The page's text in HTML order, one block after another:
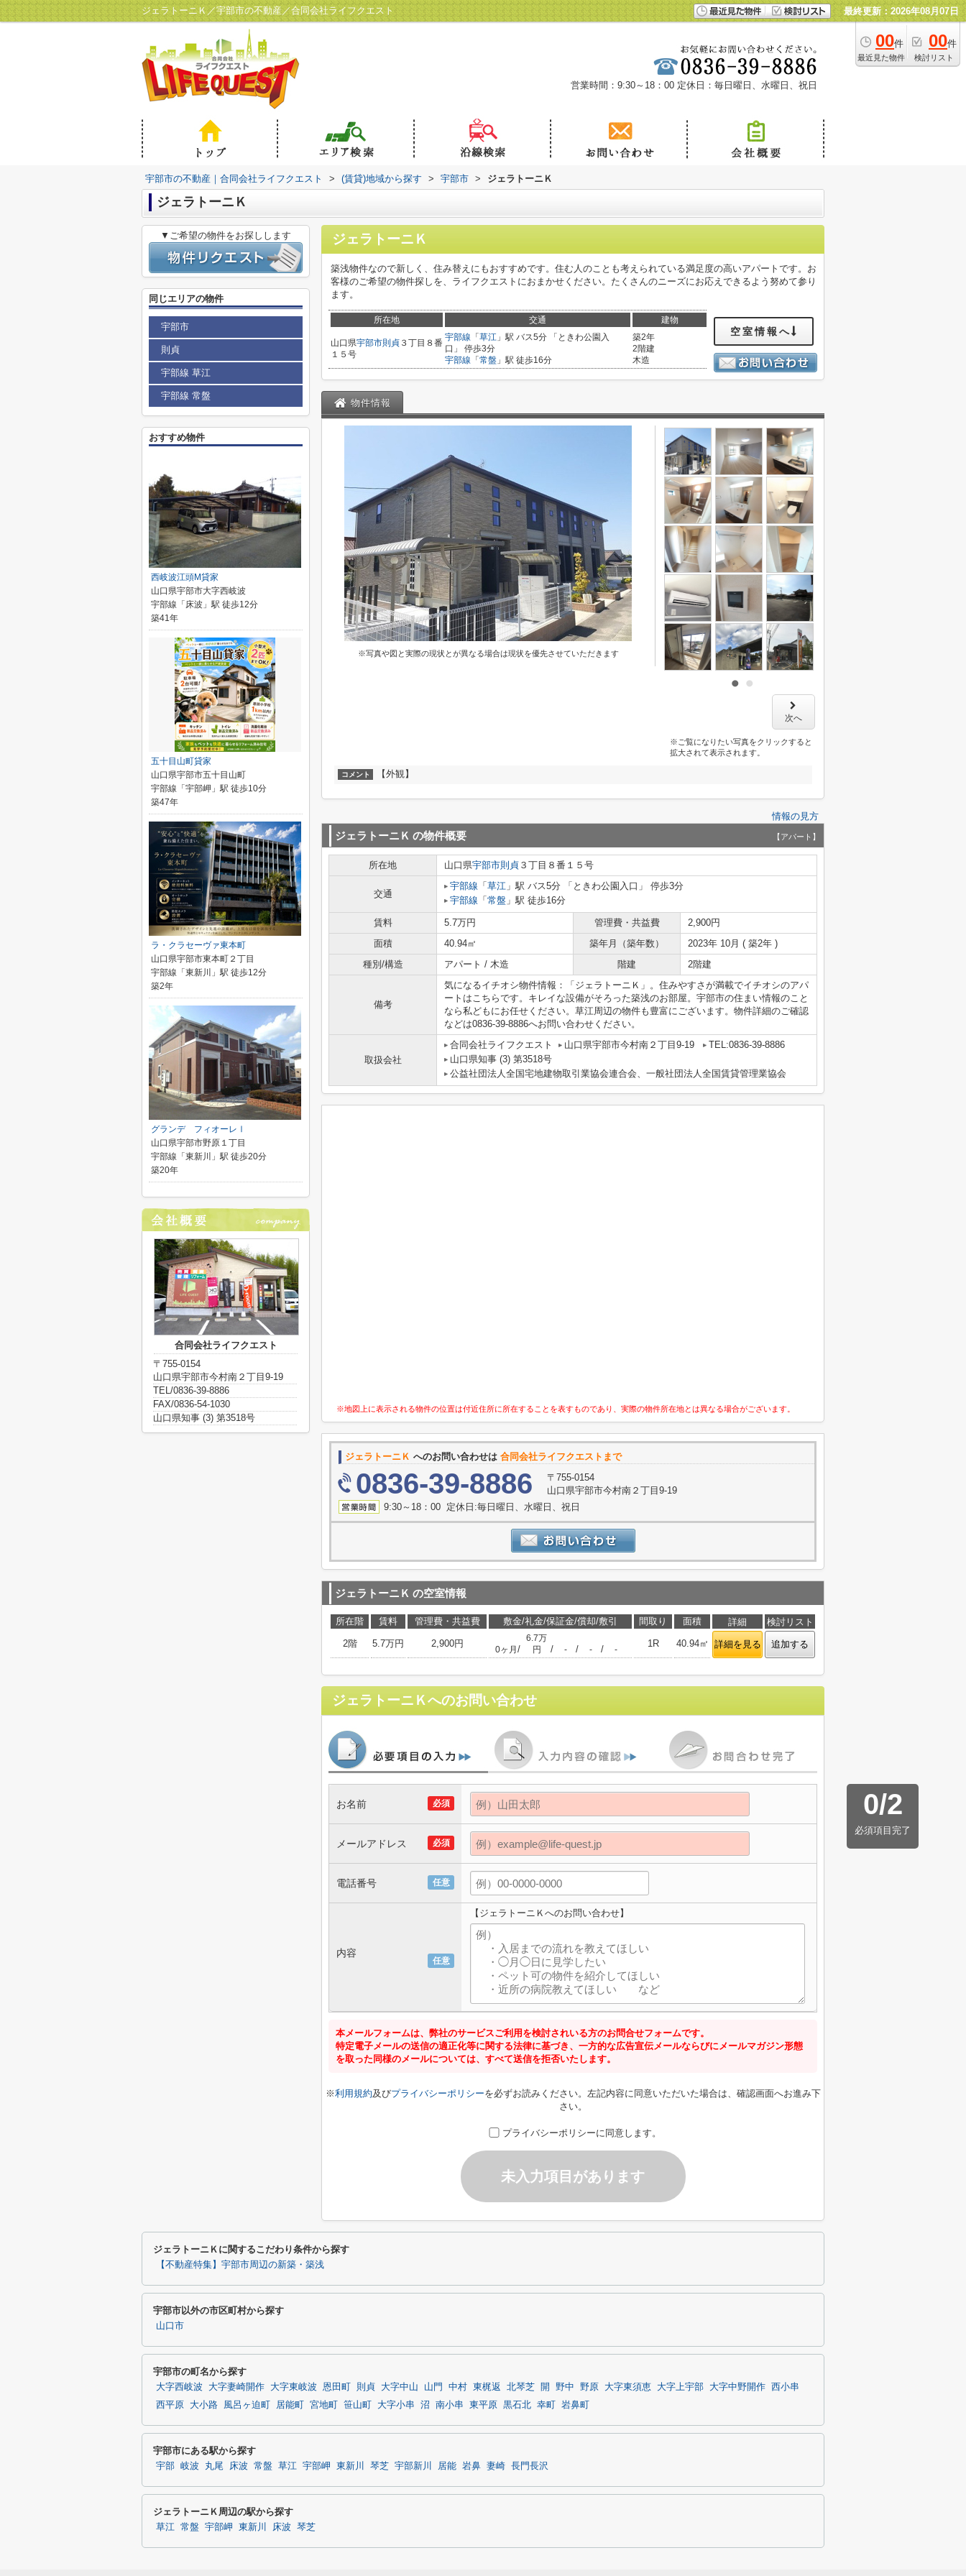
ジェラトーニＫ／宇部市の不動産／合同会社ライフクエスト 最終更新：2026年08月07日
00件
最近見た物件
00件
検討リスト
営業時間：9:30～18：00 定休日：毎日曜日、水曜日、祝日
宇部市の不動産｜合同会社ライフクエスト > (賃貸)地域から探す > 宇部市 > ジェラトーニＫ
ジェラトーニＫ
ジェラトーニＫ
築浅物件なので新しく、住み替えにもおすすめです。住む人のことも考えられている満足度の高いアパートです。お
客様のご希望の物件探しを、ライフクエストにおまかせください。たくさんのニーズにお応えできるよう努めて参り
ます。
所在地 交通 建物
山口県宇部市則貞 ３丁目８番
１５号
宇部線 「 草江 」駅 バス5分 「ときわ公園入
口」 停歩3分
宇部線 「 常盤 」駅 徒歩16分
築2年
2階建
木造
空室情報へ
物件情報
※写真や図と実際の現状とが異なる場合は現状を優先させていただきます
次へ
※ご覧になりたい写真をクリックすると
拡大されて表示されます。
コメント 【外観】
情報の見方
ジェラトーニＫ の物件概要 【アパート】
所在地 山口県宇部市則貞 ３丁目８番１５号
交通
宇部線 「 草江 」駅 バス5分 「ときわ公園入口」 停歩3分
宇部線 「 常盤 」駅 徒歩16分
賃料 5.7万円 管理費・共益費
2,900円
面積
40.94㎡ 築年月（築年数）
2023年 10月 ( 築2年 )
種別/構造
アパート / 木造 階建 2階建
備考
気になるイチオシ物件情報：「ジェラトーニＫ」。住みやすさが満載でイチオシのアパ
ートはこちらです。キレイな設備がそろった築浅のお部屋。宇部市の住まい情報のこと
なら私どもにお任せください。草江周辺の物件も豊富にございます。物件詳細のご確認
などは0836-39-8886へお問い合わせください。
取扱会社
合同会社ライフクエスト 山口県宇部市今村南２丁目9-19
TEL:0836-39-8886
山口県知事 (3) 第3518号
公益社団法人全国宅地建物取引業協会連合会、一般社団法人全国賃貸管理業協会
※地図上に表示される物件の位置は付近住所に所在することを表すものであり、実際の物件所在地とは異なる場合がございます。
ジェラトーニＫ へのお問い合わせは 合同会社ライフクエストまで
0836-39-8886
〒755-0154
山口県宇部市今村南２丁目9-19
9:30～18：00 定休日:毎日曜日、水曜日、祝日
ジェラトーニＫ の空室情報
所在階 賃料 管理費・共益費 敷金/礼金/保証金/償却/敷引 間取り 面積 詳細
検討リスト
2階
5.7万円 2,900円
0ヶ月 /
6.7万
円
/ - / - / -
1R 40.94㎡ 詳細を見る 追加する
ジェラトーニＫへのお問い合わせ
0/2
必須項目完了
必須
お名前
必須
メールアドレス
任意
電話番号
任意
内容
【ジェラトーニＫへのお問い合わせ】
本メールフォームは、弊社のサービスご利用を検討されいる方のお問合せフォームです。
特定電子メールの送信の適正化等に関する法律に基づき、一方的な広告宣伝メールならびにメールマガジン形態
を取った同様のメールについては、すべて送信を拒否いたします。
※利用規約及びプライバシーポリシーを必ずお読みください。左記内容に同意いただいた場合は、確認画面へお進み下
さい。
プライバシーポリシーに同意します。
未入力項目があります
▼ご希望の物件をお探しします
同じエリアの物件
宇部市
則貞
宇部線 草江
宇部線 常盤
おすすめ物件
西岐波江頭M貸家
山口県宇部市大字西岐波
宇部線「床波」駅 徒歩12分
築41年
五十目山町貸家
山口県宇部市五十目山町
宇部線「宇部岬」駅 徒歩10分
築47年
ラ・クラセーヴァ東本町
山口県宇部市東本町２丁目
宇部線「東新川」駅 徒歩12分
築2年
グランデ フィオーレⅠ
山口県宇部市野原１丁目
宇部線「東新川」駅 徒歩20分
築20年
合同会社ライフクエスト
〒755-0154
山口県宇部市今村南２丁目9-19
TEL/0836-39-8886
FAX/0836-54-1030
山口県知事 (3) 第3518号
ジェラトーニＫに関するこだわり条件から探す
【不動産特集】宇部市周辺の新築・築浅
宇部市以外の市区町村から探す
山口市
宇部市の町名から探す
大字西岐波 大字妻崎開作 大字東岐波 恩田町 則貞 大字中山 山門 中村 東梶返 北琴芝 開 野中 野原 大字東須恵 大字上宇部 大字中野開作
西小串
西平原
大小路 風呂ヶ迫町 居能町 宮地町 笹山町 大字小串 沼 南小串 東平原 黒石北 幸町 岩鼻町
宇部市にある駅から探す
宇部 岐波 丸尾 床波 常盤 草江 宇部岬 東新川 琴芝 宇部新川 居能 岩鼻 妻崎 長門長沢
ジェラトーニＫ周辺の駅から探す
草江 常盤 宇部岬 東新川 床波 琴芝